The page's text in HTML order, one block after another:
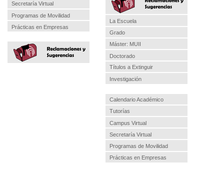
Secretaría Virtual
Programas de Movilidad
Prácticas en Empresas
La Escuela
Grado
Máster: MUII
Doctorado
Títulos a Extinguir
Investigación
Calendario Académico
Tutorías
Campus Virtual
Secretaría Virtual
Programas de Movilidad
Prácticas en Empresas